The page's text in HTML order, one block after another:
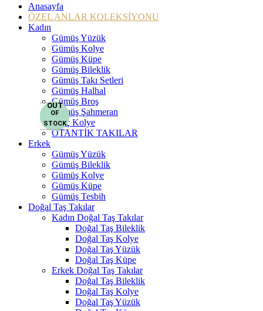
Anasayfa
ÖZEL ANLAR KOLEKSİYONU
Kadın
Gümüş Yüzük
Gümüş Kolye
Gümüş Küpe
Gümüş Bileklik
Gümüş Takı Setleri
Gümüş Halhal
Gümüş Broş
Gümüş Şahmeran
Burç Kolye
OTANTİK TAKILAR
Erkek
Gümüş Yüzük
Gümüş Bileklik
Gümüş Kolye
Gümüş Küpe
Gümüş Tesbih
Doğal Taş Takılar
Kadın Doğal Taş Takılar
Doğal Taş Bileklik
Doğal Taş Kolye
Doğal Taş Yüzük
Doğal Taş Küpe
Erkek Doğal Taş Takılar
Doğal Taş Bileklik
Doğal Taş Kolye
Doğal Taş Yüzük
OUT
OF
STOCK
OUT
OF
STOCK
OUT
OF
STOCK
OUT
OF
STOCK